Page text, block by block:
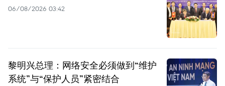
06/08/2026 03:42
黎明兴总理：网络安全必须做到“维护
系统”与“保护人员”紧密结合